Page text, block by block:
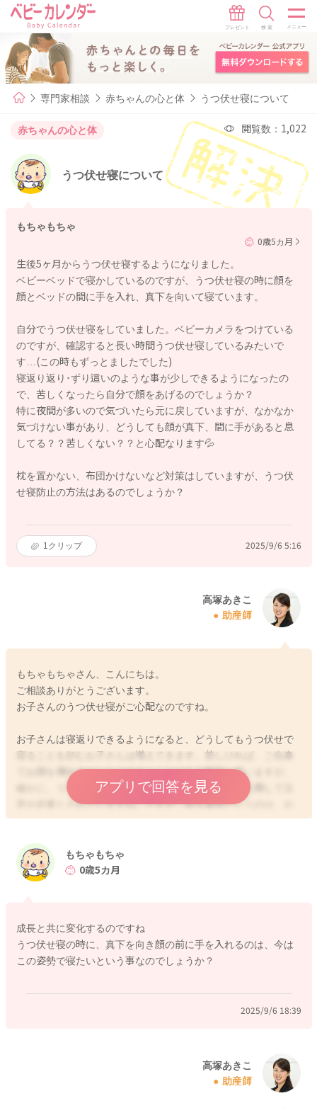
専門家相談 赤ちゃんの心と体 うつ伏せ寝について
赤ちゃんの心と体 閲覧数：1,022
うつ伏せ寝について
もちゃもちゃ
0歳5カ月
生後5ヶ月からうつ伏せ寝するようになりました。
ベビーベッドで寝かしているのですが、うつ伏せ寝の時に顔を
顔とベッドの間に手を入れ、真下を向いて寝ています。
自分でうつ伏せ寝をしていました。ベビーカメラをつけている
のですが、確認すると長い時間うつ伏せ寝しているみたいで
す…(この時もずっとましたでした)
寝返り返り･ずり這いのような事が少しできるようになったの
で、苦しくなったら自分で顔をあげるのでしょうか？
特に夜間が多いので気づいたら元に戻していますが、なかなか
気づけない事があり、どうしても顔が真下、間に手があると息
してる？？苦しくない？？と心配なります💦
枕を置かない、布団かけないなど対策はしていますが、うつ伏
せ寝防止の方法はあるのでしょうか？
1 クリップ 2025/9/6 5:16
高塚あきこ
助産師
もちゃもちゃさん、こんにちは。
ご相談ありがとうございます。
お子さんのうつ伏せ寝がご心配なのですね。
お子さんは寝返りできるようになると、どうしてもうつ伏せで
寝ることを好むお子さんは増えてきます。苦しければ、ご自身
でお顔を横向きにしたりすることはできる時期と思いますが、
確かに、うつ伏せ寝は、窒息や乳幼児突然死症候群に関して注
意が必要とされていますね。ですが、寝る姿勢というのは、お
子さんそれぞれ好みもあります。うつ伏せになることがご心配
るお子さんもいらっしゃり、うまく寝れなくなってしまうかも
しれませんね。また、寝返りガードでの窒息事故も報告されて
都度変えることが難しい場合もあると思いますので、硬いマッ
トを使用し、厚着や掛け物をたくさん使用しない、赤ちゃんの
前で喫煙をさける、なるべく母乳育児を行う、一人部屋で寝か
は、お子さんの無呼吸を感知するセンサーなどもありますの
アプリで回答を見る
もちゃもちゃ
0歳5カ月
成長と共に変化するのですね
うつ伏せ寝の時に、真下を向き顔の前に手を入れるのは、今は
この姿勢で寝たいという事なのでしょうか？
2025/9/6 18:39
高塚あきこ
助産師